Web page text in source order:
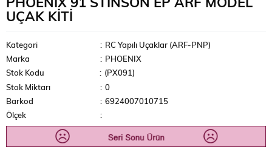
PHOENIX 91 STINSON EP ARF MODEL
UÇAK KITI
Kategori : RC Yapılı Uçaklar (ARF-PNP)
Marka
: PHOENIX
Stok Kodu
(PX091)
Stok Miktarı
: 0
Barkod
: 6924007010715
Ölçek
: